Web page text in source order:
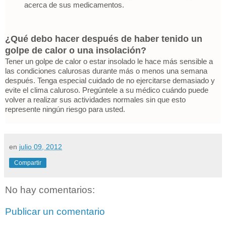
acerca de sus medicamentos.
¿Qué debo hacer después de haber tenido un
golpe de calor o una insolación?
Tener un golpe de calor o estar insolado le hace más sensible a
las condiciones calurosas durante más o menos una semana
después. Tenga especial cuidado de no ejercitarse demasiado y
evite el clima caluroso. Pregúntele a su médico cuándo puede
volver a realizar sus actividades normales sin que esto
represente ningún riesgo para usted.
en julio 09, 2012
Compartir
No hay comentarios:
Publicar un comentario